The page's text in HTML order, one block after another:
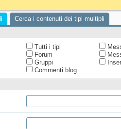
Cerca i contenuti dei tipi multipli
Tutti i tipi
Forum
Gruppi
Commenti blog